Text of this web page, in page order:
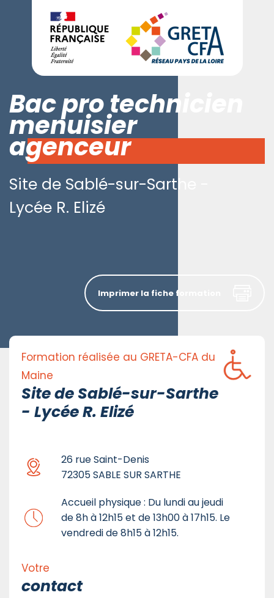
Bac pro technicien
menuisier
agenceur
Site de Sablé-sur-Sarthe -
Lycée R. Elizé
Formation réalisée au GRETA-CFA du
Maine
Site de Sablé-sur-Sarthe
- Lycée R. Elizé
26 rue Saint-Denis
72305 SABLE SUR SARTHE
Accueil physique : Du lundi au jeudi
de 8h à 12h15 et de 13h00 à 17h15. Le
vendredi de 8h15 à 12h15.
Votre
contact
Imprimer la fiche formation